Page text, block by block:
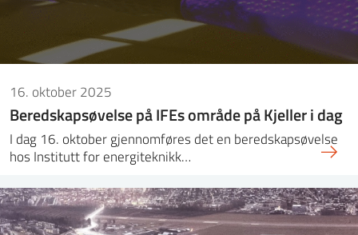
16. oktober 2025
Beredskapsøvelse på IFEs område på Kjeller i dag
I dag 16. oktober gjennomføres det en beredskapsøvelse
hos Institutt for energiteknikk…